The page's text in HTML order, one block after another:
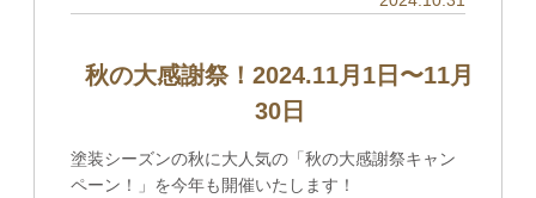
秋の大感謝祭！2024.11月1日〜11月
30日
塗装シーズンの秋に大人気の「秋の大感謝祭キャン
ペーン！」を今年も開催いたします！